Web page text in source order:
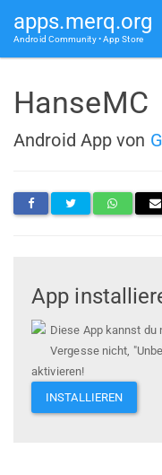
apps.merq.org
Android Community • App Store
HanseMC
Android App von
App
Diese App kannst
Vergesse nicht,
aktivieren!
INSTALLIEREN